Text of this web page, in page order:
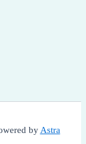
byAstra